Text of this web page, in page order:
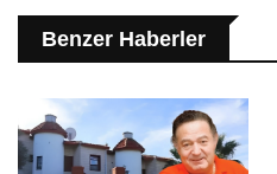
Benzer Haberler